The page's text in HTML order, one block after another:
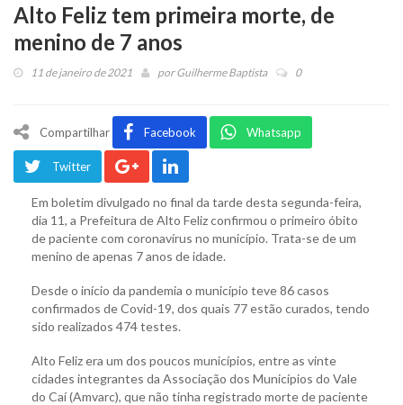
Alto Feliz tem primeira morte, de
menino de 7 anos
11 de janeiro de 2021 porGuilherme Baptista 0
Compartilhar Facebook Whatsapp
Twitter
Em boletim divulgado no final da tarde desta segunda-feira,
dia 11, a Prefeitura de Alto Feliz confirmou o primeiro óbito
de paciente com coronavírus no município. Trata-se de um
menino de apenas 7 anos de idade.
Desde o início da pandemia o município teve 86 casos
confirmados de Covid-19, dos quais 77 estão curados, tendo
sido realizados 474 testes.
Alto Feliz era um dos poucos municípios, entre as vinte
cidades integrantes da Associação dos Municípios do Vale
do Caí (Amvarc), que não tinha registrado morte de paciente